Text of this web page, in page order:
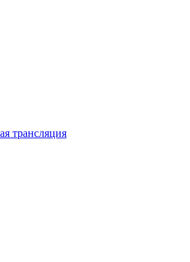
трансляция